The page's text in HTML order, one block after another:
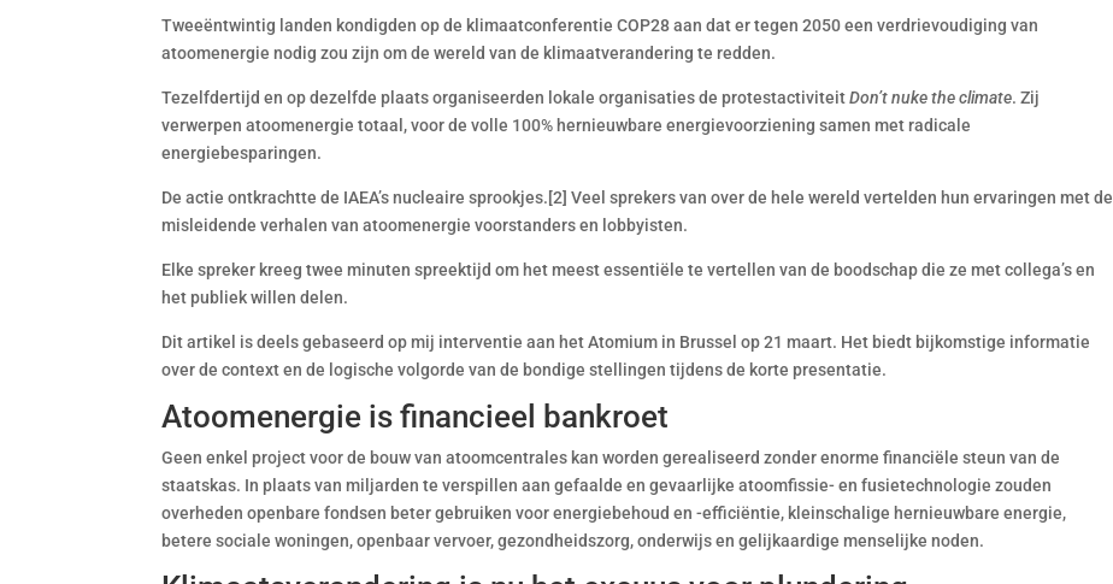
Tweeëntwintig landen kondigden op de klimaatconferentie COP28 aan dat er tegen 2050 een verdrievoudiging van
atoomenergie nodig zou zijn om de wereld van de klimaatverandering te redden.
Tezelfdertijd en op dezelfde plaats organiseerden lokale organisaties de protestactiviteitDon’t nuke the climate. Zij
verwerpen atoomenergie totaal, voor de volle 100% hernieuwbare energievoorziening samen met radicale
energiebesparingen.
De actie ontkrachtte de IAEA’s nucleaire sprookjes.[2] Veel sprekers van over de hele wereld vertelden hun ervaringen met de
misleidende verhalen van atoomenergie voorstanders en lobbyisten.
Elke spreker kreeg twee minuten spreektijd om het meest essentiële te vertellen van de boodschap die ze met collega’s en
het publiek willen delen.
Dit artikel is deels gebaseerd op mij interventie aan het Atomium in Brussel op 21 maart. Het biedt bijkomstige informatie
over de context en de logische volgorde van de bondige stellingen tijdens de korte presentatie.
Atoomenergie is financieel bankroet
Geen enkel project voor de bouw van atoomcentrales kan worden gerealiseerd zonder enorme financiële steun van de
staatskas. In plaats van miljarden te verspillen aan gefaalde en gevaarlijke atoomfissie- en fusietechnologie zouden
overheden openbare fondsen beter gebruiken voor energiebehoud en -efficiëntie, kleinschalige hernieuwbare energie,
betere sociale woningen, openbaar vervoer, gezondheidszorg, onderwijs en gelijkaardige menselijke noden.